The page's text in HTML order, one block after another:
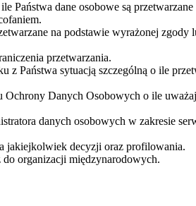
Państwa dane osobowe są
na podstawie wyrażonej
przetwarzania.
Państwa sytuacją szczególną o ile
Danych Osobowych o ile
danych osobowych w zakresie
jakiejkolwiek decyzji oraz profilowania.
do organizacji międzynarodowych.